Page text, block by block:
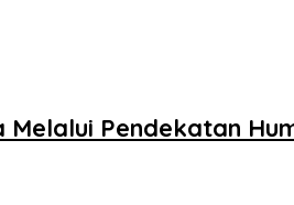
Pendekatan